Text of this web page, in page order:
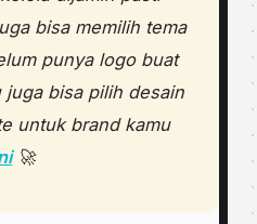
bisa memilih tema
punya logo buat
juga bisa pilih desain
untuk brand kamu
🚀